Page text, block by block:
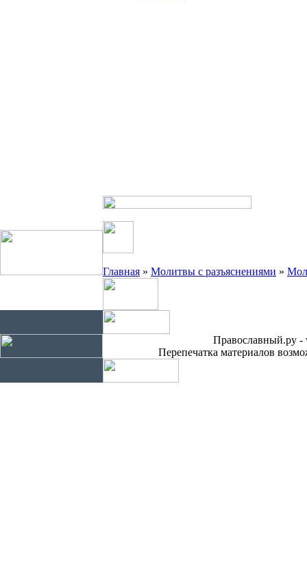
Главная » Молитвы с разъяснениями »
Православный.ру -
Перепечатка материалов